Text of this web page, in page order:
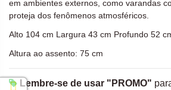
em ambientes externos, como varandas
proteja dos fenômenos atmosféricos.
Alto 104 cm Largura 43 cm Profundo 52
Altura ao assento: 75 cm
Lembre-se de usar "PROMO"